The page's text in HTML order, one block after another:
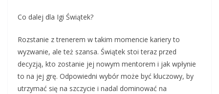
Co dalej dla Igi Świątek?
Rozstanie z trenerem w takim momencie kariery to
wyzwanie, ale też szansa. Świątek stoi teraz przed
decyzją, kto zostanie jej nowym mentorem i jak wpłynie
to na jej grę. Odpowiedni wybór może być kluczowy, by
utrzymać się na szczycie i nadal dominować na